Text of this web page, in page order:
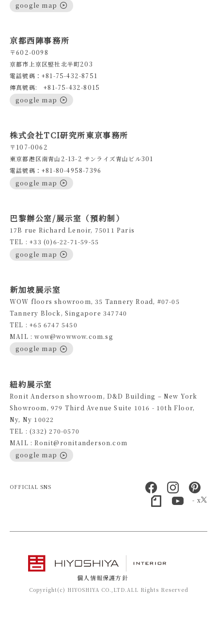
google map
京都西陣事務所
〒602-0098
京都市上京区竪社北半町203
電話號碼：+81-75-432-8751
傳真號碼: +81-75-432-8015
google map
株式会社TCI研究所東京事務所
〒107-0062
東京都港区南青山2-13-2 サンライズ青山ビル301
電話號碼：+81-80-4958-7396
google map
巴黎辦公室/展示室（預約制）
17B rue Richard Lenoir, 75011 Paris
TEL : +33 (0)6-22-71-59-55
google map
新加坡展示室
WOW floors showroom, 35 Tannery Road, #07-05
Tannery Block, Singapore 347740
TEL : +65 6747 5450
MAIL : wow@wowwow.com.sg
google map
紐約展示室
Ronit Anderson showroom, D&D Building – New York
Showroom, 979 Third Avenue Suite 1016 - 10th Floor,
Ny, Ny 10022
TEL : (332) 270-0570
MAIL : Ronit@ronitanderson.com
google map
OFFICIAL SNS
- x
個人情報保護方針
Copyright(c) HIYOSHIYA CO.,LTD.ALL Rights Reserved